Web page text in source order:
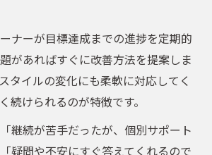
ルジムで実感する成長のサポート
続く工夫があるパーソナルジム選
ナーが目標達成までの進捗を定期的
があればすぐに改善方法を提案しま
タイルの変化にも柔軟に対応してく
続けられるのが特徴です。
継続が苦手だったが、個別サポート
疑問や不安にすぐ答えてくれるので